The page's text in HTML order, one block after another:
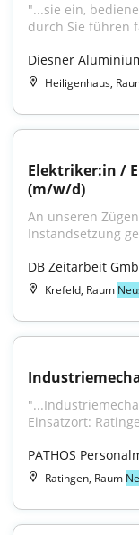
"...sie ein,
durch Sie führen
Diesner
Heiligenhaus,
Elektriker:in /
(m/w/d)
An unseren
Instandsetzung
DB Zeitarbeit
Krefeld, Raum
Einsatzort:
PATHOS
Ratingen, Raum